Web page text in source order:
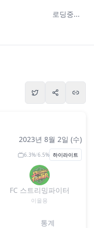
로딩중...
2023년 8월 2일 (수)
6.3%/6.5% 하이라이트
FC 스트리밍파이터
이을용
통계